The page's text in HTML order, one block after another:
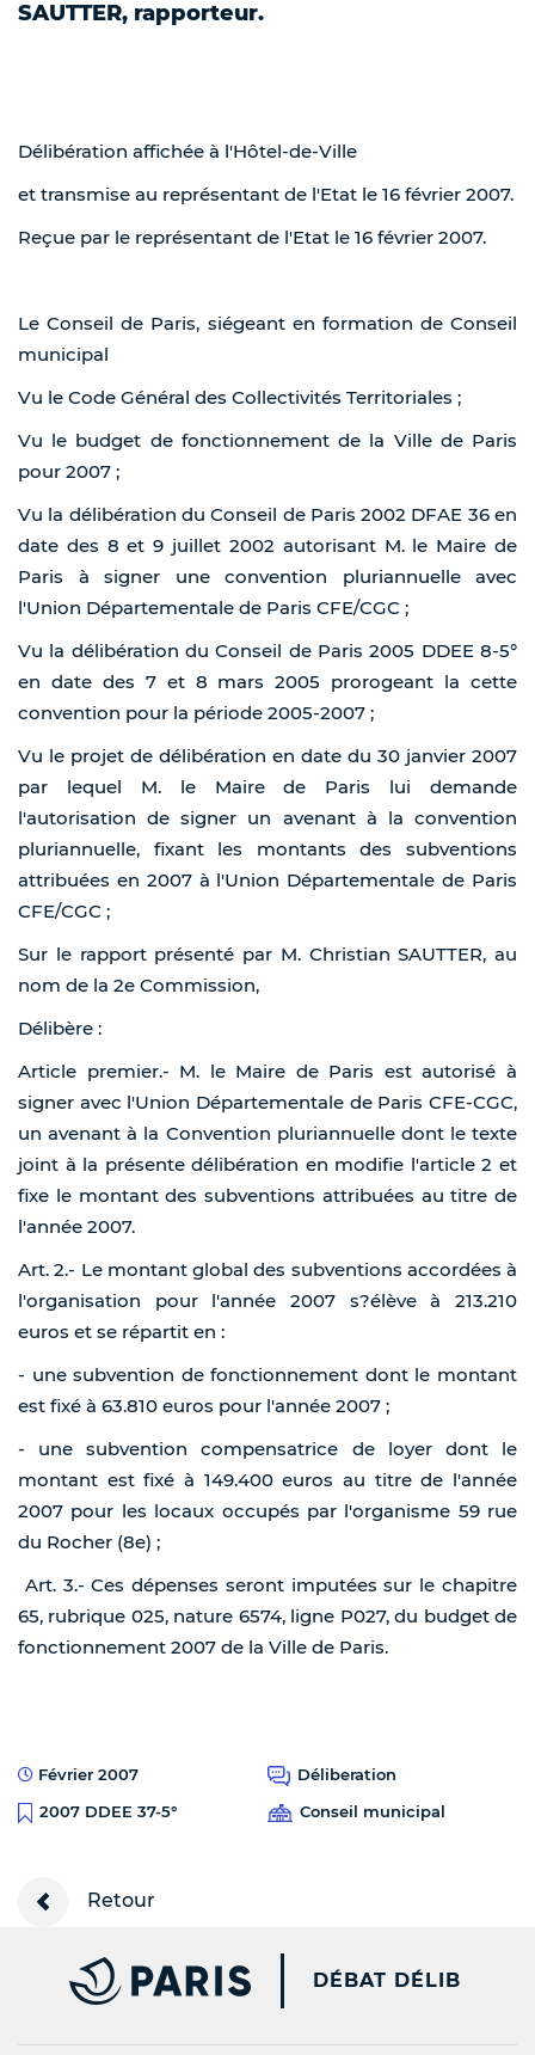
SAUTTER, rapporteur.
Délibération affichée à l'Hôtel-de-Ville
et transmise au représentant de l'Etat le 16 février 2007.
Reçue par le représentant de l'Etat le 16 février 2007.
Le Conseil de Paris, siégeant en formation de Conseil
municipal
Vu le Code Général des Collectivités Territoriales ;
Vu le budget de fonctionnement de la Ville de Paris
pour 2007 ;
Vu la délibération du Conseil de Paris 2002 DFAE 36 en
date des 8 et 9 juillet 2002 autorisant M. le Maire de
Paris à signer une convention pluriannuelle avec
l'Union Départementale de Paris CFE/CGC ;
Vu la délibération du Conseil de Paris 2005 DDEE 8-5°
en date des 7 et 8 mars 2005 prorogeant la cette
convention pour la période 2005-2007 ;
Vu le projet de délibération en date du 30 janvier 2007
par lequel M. le Maire de Paris lui demande
l'autorisation de signer un avenant à la convention
pluriannuelle, fixant les montants des subventions
attribuées en 2007 à l'Union Départementale de Paris
CFE/CGC ;
Sur le rapport présenté par M. Christian SAUTTER, au
nom de la 2e Commission,
Délibère :
Article premier.- M. le Maire de Paris est autorisé à
signer avec l'Union Départementale de Paris CFE-CGC,
un avenant à la Convention pluriannuelle dont le texte
joint à la présente délibération en modifie l'article 2 et
fixe le montant des subventions attribuées au titre de
l'année 2007.
Art. 2.- Le montant global des subventions accordées à
l'organisation pour l'année 2007 s?élève à 213.210
euros et se répartit en :
- une subvention de fonctionnement dont le montant
est fixé à 63.810 euros pour l'année 2007 ;
- une subvention compensatrice de loyer dont le
montant est fixé à 149.400 euros au titre de l'année
2007 pour les locaux occupés par l'organisme 59 rue
du Rocher (8e) ;
Art. 3.- Ces dépenses seront imputées sur le chapitre
65, rubrique 025, nature 6574, ligne P027, du budget de
fonctionnement 2007 de la Ville de Paris.
Février 2007
Déliberation
2007 DDEE 37-5°
Conseil municipal
Retour
PARIS.FR [NEW
DÉBAT DÉLIB